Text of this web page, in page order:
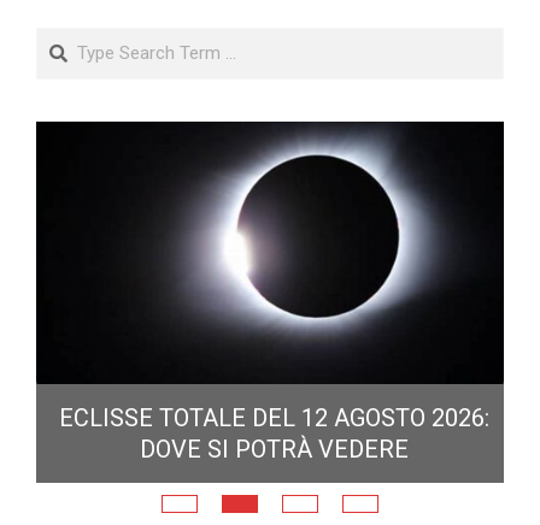
Search
ECLISSE TOTALE DEL 12 AGOSTO 2026:
DOVE SI POTRÀ VEDERE